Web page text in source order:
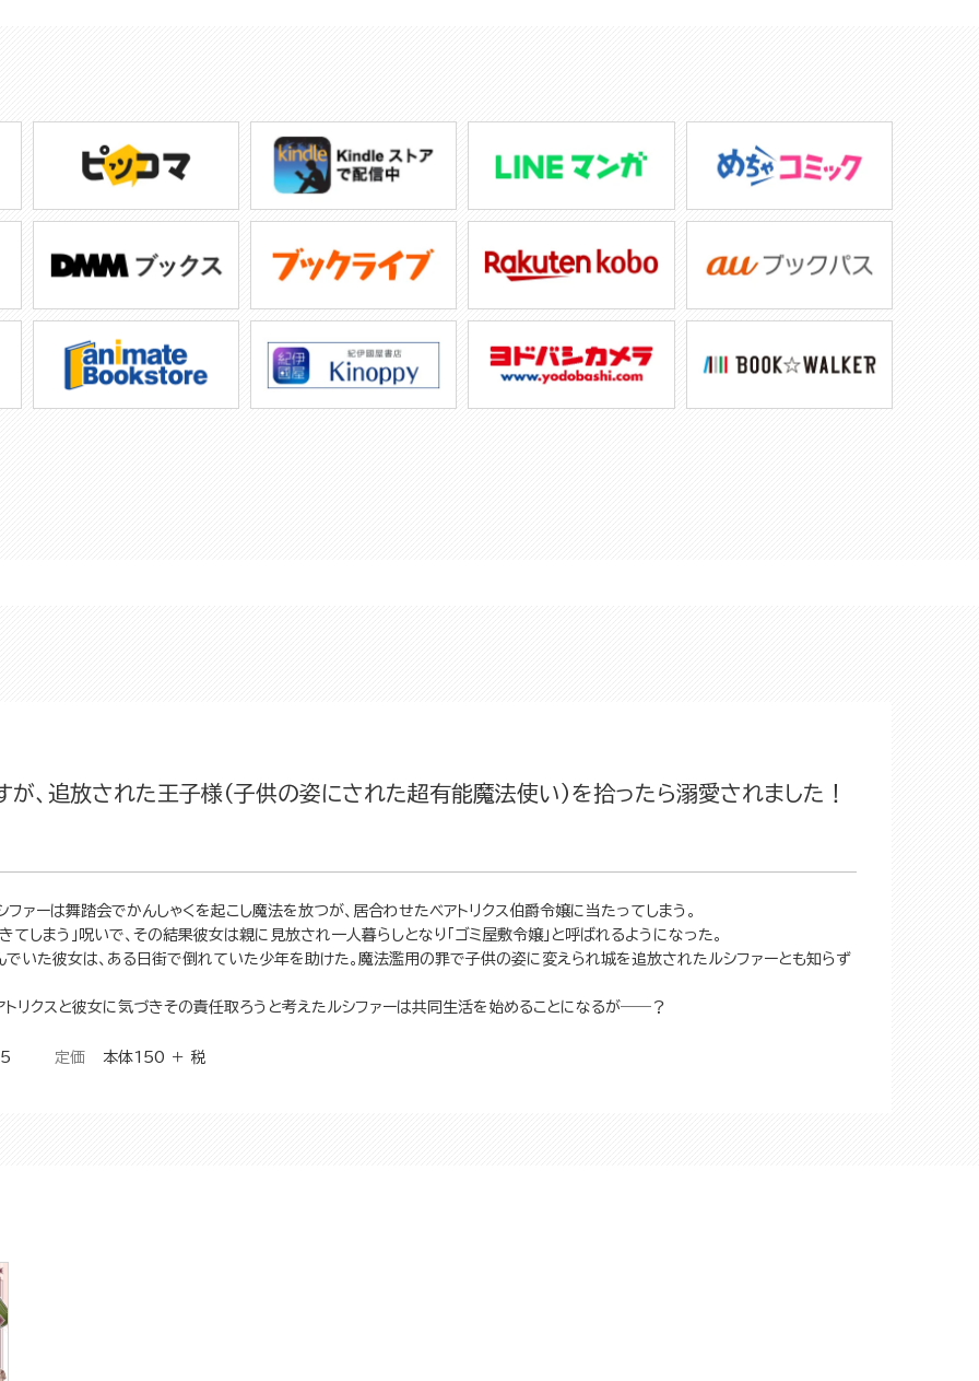
が、追放された王子様（子供の姿にされた超有能魔法使い）を拾ったら溺愛されました！
ァーは舞踏会でかんしゃくを起こし魔法を放つが、居合わせたベアトリクス伯爵令嬢に当たってしまう。
てしまう」呪いで、その結果彼女は親に見放され一人暮らしとなり「ゴミ屋敷令嬢」と呼ばれるようになった。
いた彼女は、ある日街で倒れていた少年を助けた。魔法濫用の罪で子供の姿に変えられ城を追放されたルシファーとも知らず
トリクスと彼女に気づきその責任取ろうと考えたルシファーは共同生活を始めることになるが――？
定価 本体150 ＋ 税